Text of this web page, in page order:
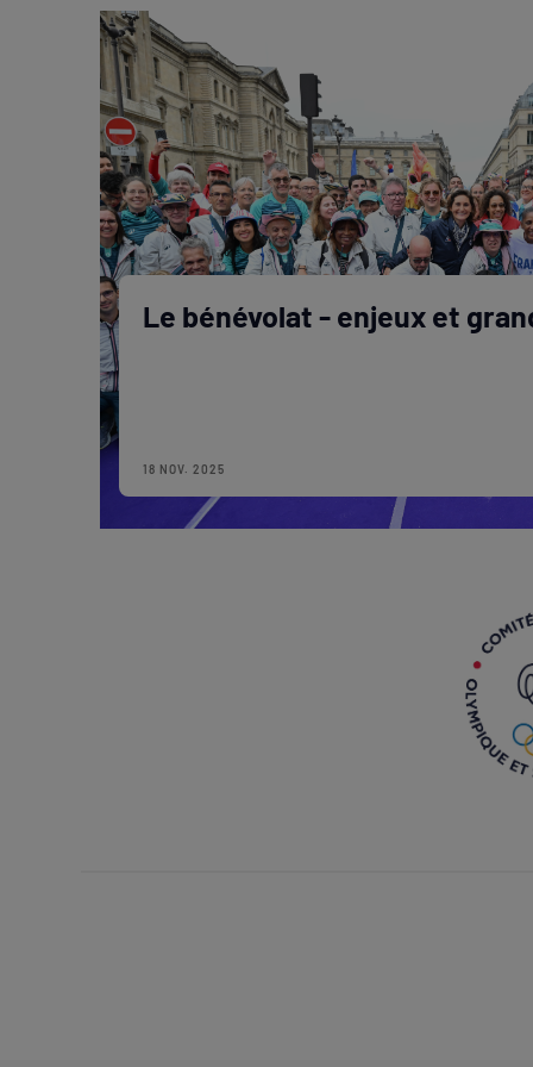
Le bénévolat - enjeux et
18 NOV. 2025